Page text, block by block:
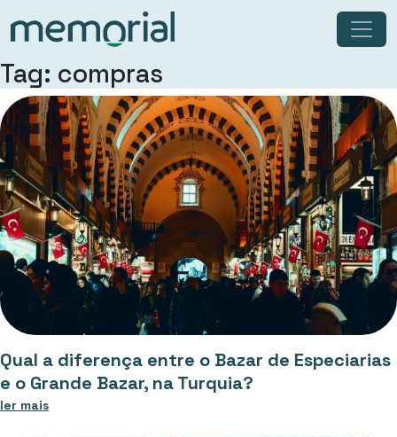
Tag: compras
Qual a diferença entre o Bazar de Especiarias
e o Grande Bazar, na Turquia?
ler mais